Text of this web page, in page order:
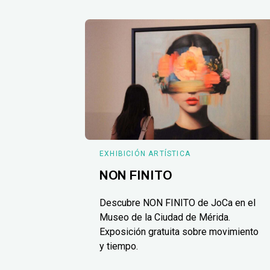
EXHIBICIÓN ARTÍSTICA
NON FINITO
Descubre NON FINITO de JoCa en el
Museo de la Ciudad de Mérida.
Exposición gratuita sobre movimiento
y tiempo.